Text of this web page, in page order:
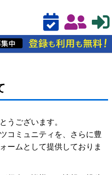
うございます。
コミュニティを、さらに豊
ームとして提供しておりま